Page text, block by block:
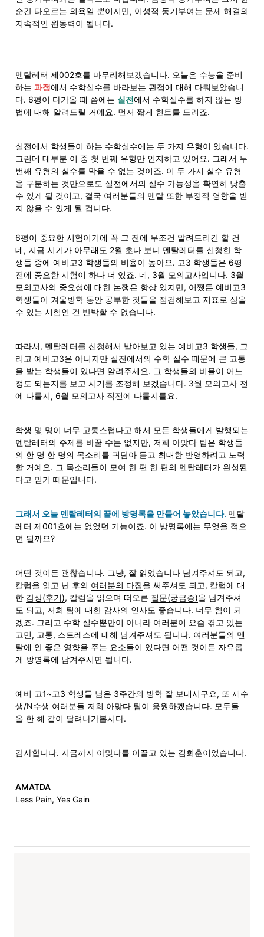
순간 타오르는 의욕일 뿐이지만, 이성적 동기부여는 문제 해결의
지속적인 원동력이 됩니다.
멘탈레터 제002호를 마무리해보겠습니다. 오늘은 수능을 준비
하는 과정에서 수학실수를 바라보는 관점에 대해 다뤄보았습니
다. 6평이 다가올 때 쯤에는 실전에서 수학실수를 하지 않는 방
법에 대해 알려드릴 거예요. 먼저 짧게 힌트를 드리죠.
실전에서 학생들이 하는 수학실수에는 두 가지 유형이 있습니다.
그런데 대부분 이 중 첫 번째 유형만 인지하고 있어요. 그래서 두
번째 유형의 실수를 막을 수 없는 것이죠. 이 두 가지 실수 유형
을 구분하는 것만으로도 실전에서의 실수 가능성을 확연히 낮출
수 있게 될 것이고, 결국 여러분들의 멘탈 또한 부정적 영향을 받
지 않을 수 있게 될 겁니다.
6평이 중요한 시험이기에 꼭 그 전에 무조건 알려드리긴 할 건
데, 지금 시기가 아무래도 2월 초다 보니 멘탈레터를 신청한 학
생들 중에 예비고3 학생들의 비율이 높아요. 고3 학생들은 6평
전에 중요한 시험이 하나 더 있죠. 네, 3월 모의고사입니다. 3월
모의고사의 중요성에 대한 논쟁은 항상 있지만, 어쨌든 예비고3
학생들이 겨울방학 동안 공부한 것들을 점검해보고 지표로 삼을
수 있는 시험인 건 반박할 수 없습니다.
따라서, 멘탈레터를 신청해서 받아보고 있는 예비고3 학생들, 그
리고 예비고3은 아니지만 실전에서의 수학 실수 때문에 큰 고통
을 받는 학생들이 있다면 알려주세요. 그 학생들의 비율이 어느
정도 되는지를 보고 시기를 조정해 보겠습니다. 3월 모의고사 전
에 다룰지, 6월 모의고사 직전에 다룰지를요.
학생 몇 명이 너무 고통스럽다고 해서 모든 학생들에게 발행되는
멘탈레터의 주제를 바꿀 수는 없지만, 저희 아맞다 팀은 학생들
의 한 명 한 명의 목소리를 귀담아 듣고 최대한 반영하려고 노력
할 거예요. 그 목소리들이 모여 한 편 한 편의 멘탈레터가 완성된
다고 믿기 때문입니다.
그래서 오늘 멘탈레터의 끝에 방명록을 만들어 놓았습니다. 멘탈
레터 제001호에는 없었던 기능이죠. 이 방명록에는 무엇을 적으
면 될까요?
어떤 것이든 괜찮습니다. 그냥, 잘 읽었습니다 남겨주셔도 되고,
칼럼을 읽고 난 후의 여러분의 다짐을 써주셔도 되고, 칼럼에 대
한 감상(후기), 칼럼을 읽으며 떠오른 질문(궁금증)을 남겨주셔
도 되고, 저희 팀에 대한 감사의 인사도 좋습니다. 너무 힘이 되
고민, 고통, 스트레스에 대해 남겨주셔도 됩니다. 여러분들의 멘
탈에 안 좋은 영향을 주는 요소들이 있다면 어떤 것이든 자유롭
게 방명록에 남겨주시면 됩니다.
예비 고1~고3 학생들 남은 3주간의 방학 잘 보내시구요, 또 재수
생/N수생 여러분들 저희 아맞다 팀이 응원하겠습니다. 모두들
올 한 해 같이 달려나가봅시다.
감사합니다. 지금까지 아맞다를 이끌고 있는 김희훈이었습니다.
Less Pain, Yes Gain